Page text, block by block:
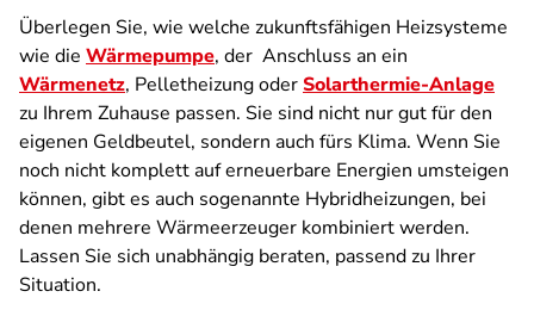
Überlegen Sie, wie welche zukunftsfähigen Heizsysteme
wie die Wärmepumpe, der Anschluss an ein
Wärmenetz, Pelletheizung oderSolarthermie-Anlage
zu Ihrem Zuhause passen. Sie sind nicht nur gut für den
eigenen Geldbeutel, sondern auch fürs Klima. Wenn Sie
noch nicht komplett auf erneuerbare Energien umsteigen
können, gibt es auch sogenannte Hybridheizungen, bei
denen mehrere Wärmeerzeuger kombiniert werden.
Lassen Sie sich unabhängig beraten, passend zu Ihrer
Situation.